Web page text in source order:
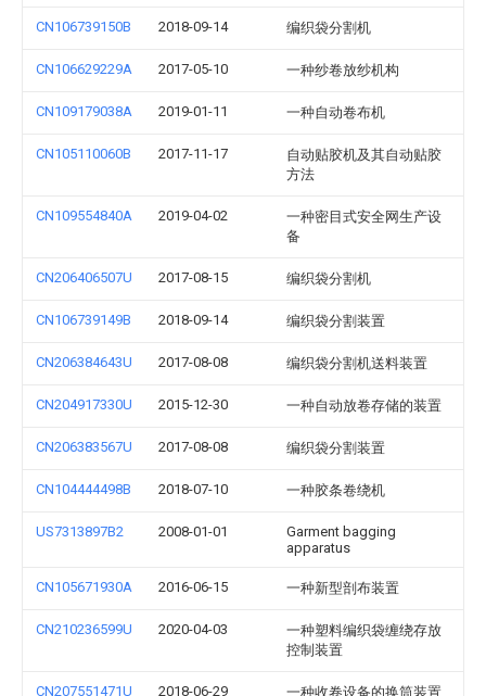
CN106739150B 2018-09-14 编织袋分割机
CN106629229A 2017-05-10 一种纱卷放纱机构
CN109179038A 2019-01-11 一种自动卷布机
CN105110060B 2017-11-17
自动贴胶机及其自动贴胶
方法
CN109554840A 2019-04-02
一种密目式安全网生产设
备
CN206406507U 2017-08-15 编织袋分割机
CN106739149B 2018-09-14 编织袋分割装置
CN206384643U 2017-08-08 编织袋分割机送料装置
CN204917330U 2015-12-30 一种自动放卷存储的装置
CN206383567U 2017-08-08 编织袋分割装置
CN104444498B 2018-07-10 一种胶条卷绕机
US7313897B2 2008-01-01
Garment bagging
apparatus
CN105671930A 2016-06-15 一种新型剖布装置
CN210236599U 2020-04-03
一种塑料编织袋缠绕存放
控制装置
CN207551471U 2018-06-29 一种收卷设备的换筒装置